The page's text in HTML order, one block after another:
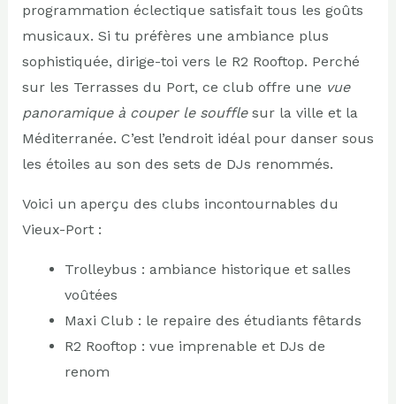
programmation éclectique satisfait tous les goûts
musicaux. Si tu préfères une ambiance plus
sophistiquée, dirige-toi vers le R2 Rooftop. Perché
sur les Terrasses du Port, ce club offre une vue
panoramique à couper le soufflesur la ville et la
Méditerranée. C’est l’endroit idéal pour danser sous
les étoiles au son des sets de DJs renommés.
Voici un aperçu des clubs incontournables du
Vieux-Port :
Trolleybus : ambiance historique et salles
voûtées
Maxi Club : le repaire des étudiants fêtards
R2 Rooftop : vue imprenable et DJs de
renom